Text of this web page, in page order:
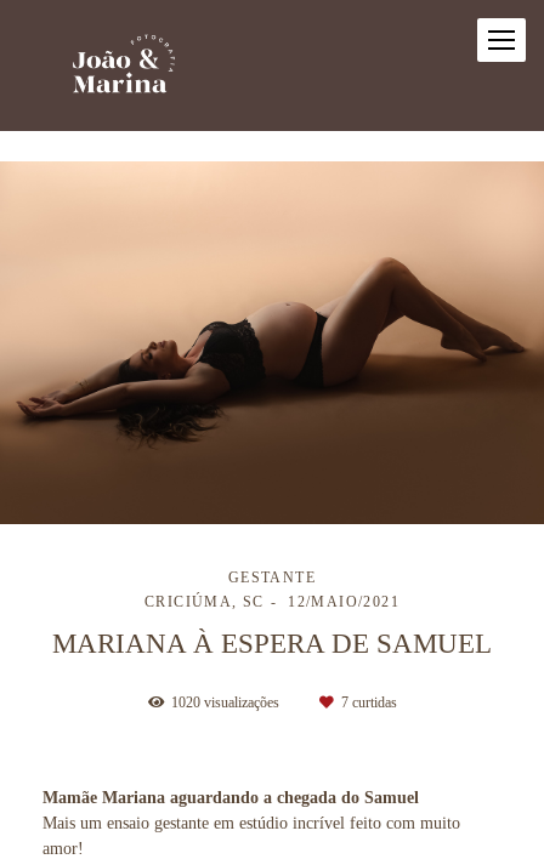
GESTANTE
CRICIÚMA, SC
12/MAIO/2021
MARIANA À ESPERA DE SAMUEL
1020visualizações 7curtidas
Mamãe Mariana aguardando a chegada do Samuel
Mais um ensaio gestante em estúdio incrível feito com muito
amor!